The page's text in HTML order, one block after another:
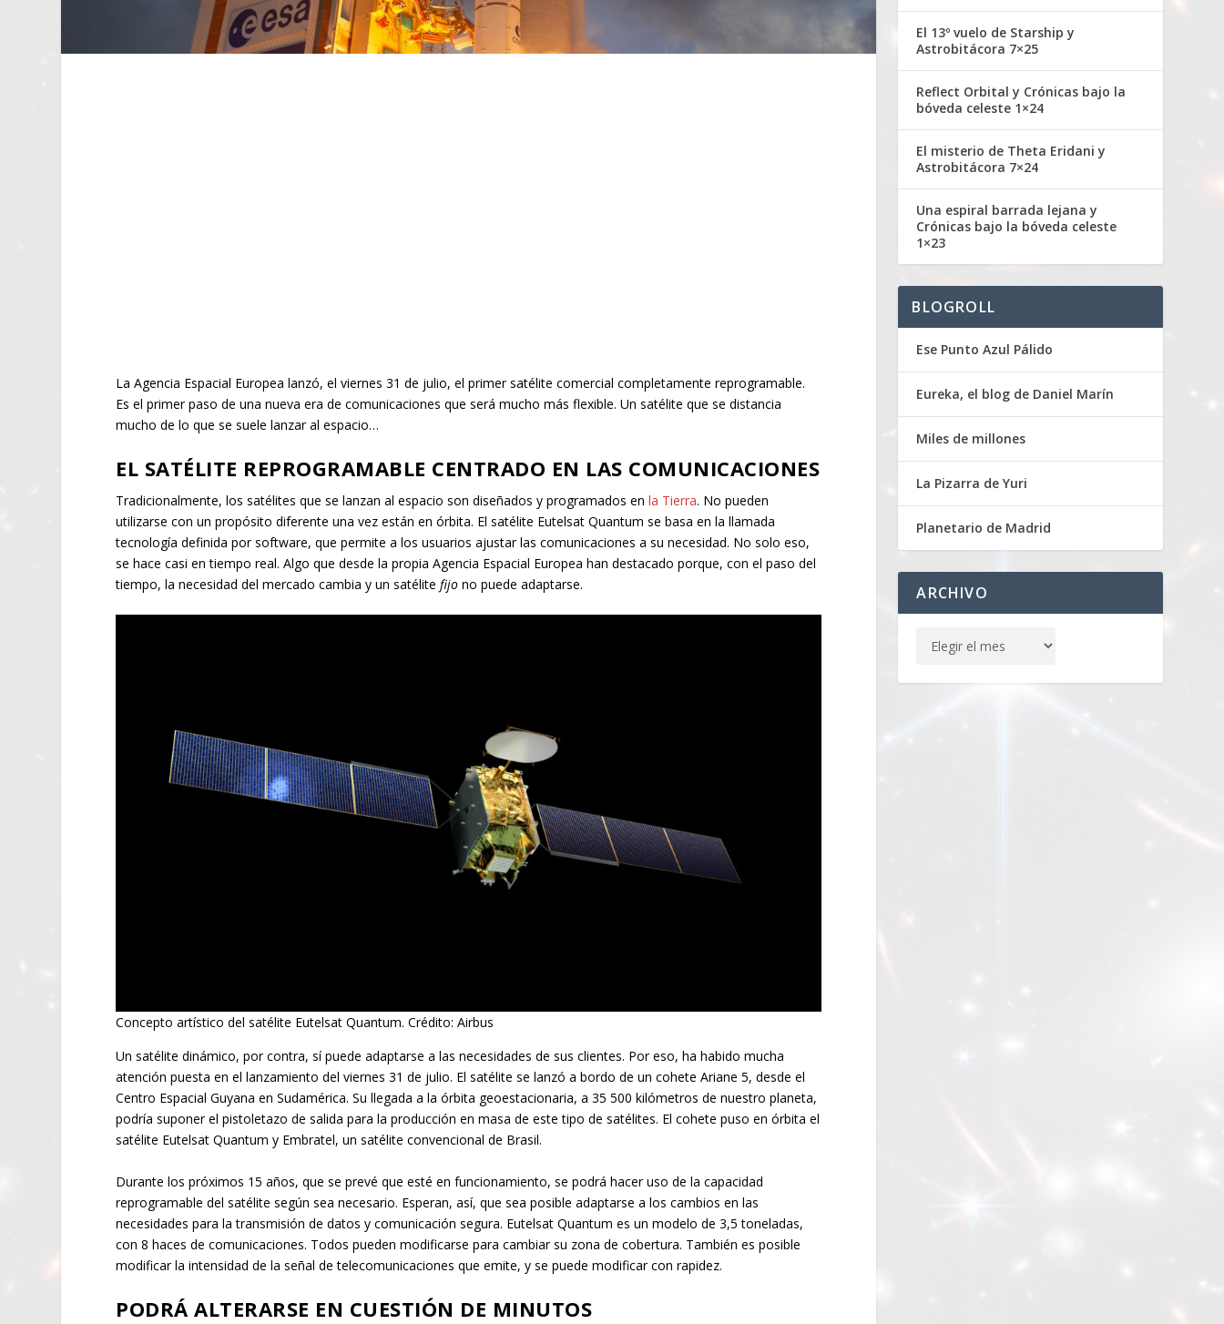
La Agencia Espacial Europea lanzó, el viernes 31 de julio, el primer satélite comercial completamente reprogramable.
Es el primer paso de una nueva era de comunicaciones que será mucho más flexible. Un satélite que se distancia
mucho de lo que se suele lanzar al espacio…
EL SATÉLITE REPROGRAMABLE CENTRADO EN LAS COMUNICACIONES
Tradicionalmente, los satélites que se lanzan al espacio son diseñados y programados enla Tierra. No pueden
utilizarse con un propósito diferente una vez están en órbita. El satélite Eutelsat Quantum se basa en la llamada
tecnología definida por software, que permite a los usuarios ajustar las comunicaciones a su necesidad. No solo eso,
se hace casi en tiempo real. Algo que desde la propia Agencia Espacial Europea han destacado porque, con el paso del
tiempo, la necesidad del mercado cambia y un satélitefijo no puede adaptarse.
Concepto artístico del satélite Eutelsat Quantum. Crédito: Airbus
Un satélite dinámico, por contra, sí puede adaptarse a las necesidades de sus clientes. Por eso, ha habido mucha
atención puesta en el lanzamiento del viernes 31 de julio. El satélite se lanzó a bordo de un cohete Ariane 5, desde el
Centro Espacial Guyana en Sudamérica. Su llegada a la órbita geoestacionaria, a 35 500 kilómetros de nuestro planeta,
podría suponer el pistoletazo de salida para la producción en masa de este tipo de satélites. El cohete puso en órbita el
satélite Eutelsat Quantum y Embratel, un satélite convencional de Brasil.
Durante los próximos 15 años, que se prevé que esté en funcionamiento, se podrá hacer uso de la capacidad
reprogramable del satélite según sea necesario. Esperan, así, que sea posible adaptarse a los cambios en las
necesidades para la transmisión de datos y comunicación segura. Eutelsat Quantum es un modelo de 3,5 toneladas,
con 8 haces de comunicaciones. Todos pueden modificarse para cambiar su zona de cobertura. También es posible
modificar la intensidad de la señal de telecomunicaciones que emite, y se puede modificar con rapidez.
PODRÁ ALTERARSE EN CUESTIÓN DE MINUTOS
El 13º vuelo de Starship y
Astrobitácora 7×25
Reflect Orbital y Crónicas bajo la
bóveda celeste 1×24
El misterio de Theta Eridani y
Astrobitácora 7×24
Una espiral barrada lejana y
Crónicas bajo la bóveda celeste
1×23
BLOGROLL
Ese Punto Azul Pálido
Eureka, el blog de Daniel Marín
Miles de millones
La Pizarra de Yuri
Planetario de Madrid
ARCHIVO